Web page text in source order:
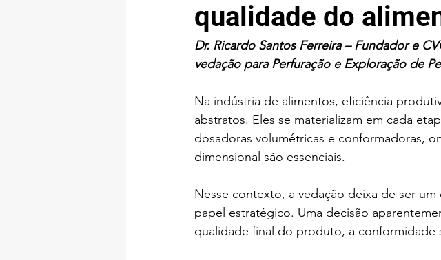
qualidade do
Dr. Ricardo Santos Ferreira – Fundador e
vedação para Perfuração e Exploração de
Na indústria de alimentos, eficiência
abstratos. Eles se materializam em cada
dosadoras volumétricas e conformadoras,
dimensional são essenciais.
Nesse contexto, a vedação deixa de ser
papel estratégico. Uma decisão
qualidade final do produto, a conformidade